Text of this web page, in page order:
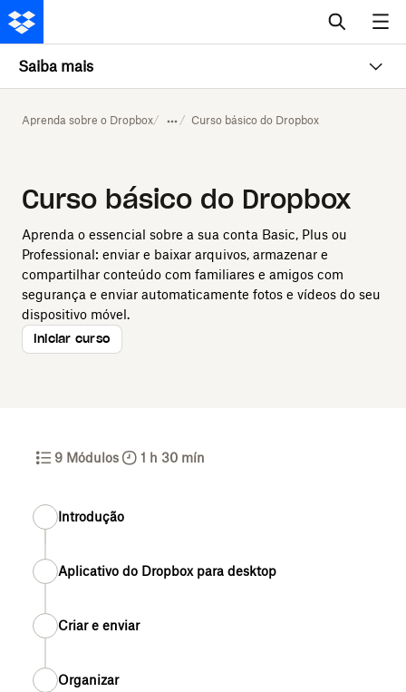
Saiba mais
Aprenda sobre o Dropbox Curso básico do Dropbox
Curso básico do Dropbox
Aprenda o essencial sobre a sua conta Basic, Plus ou
Professional: enviar e baixar arquivos, armazenar e
compartilhar conteúdo com familiares e amigos com
segurança e enviar automaticamente fotos e vídeos do seu
dispositivo móvel.
Iniciar curso
9 Módulos 1 h 30 mín
Introdução
Aplicativo do Dropbox para desktop
Criar e enviar
Organizar